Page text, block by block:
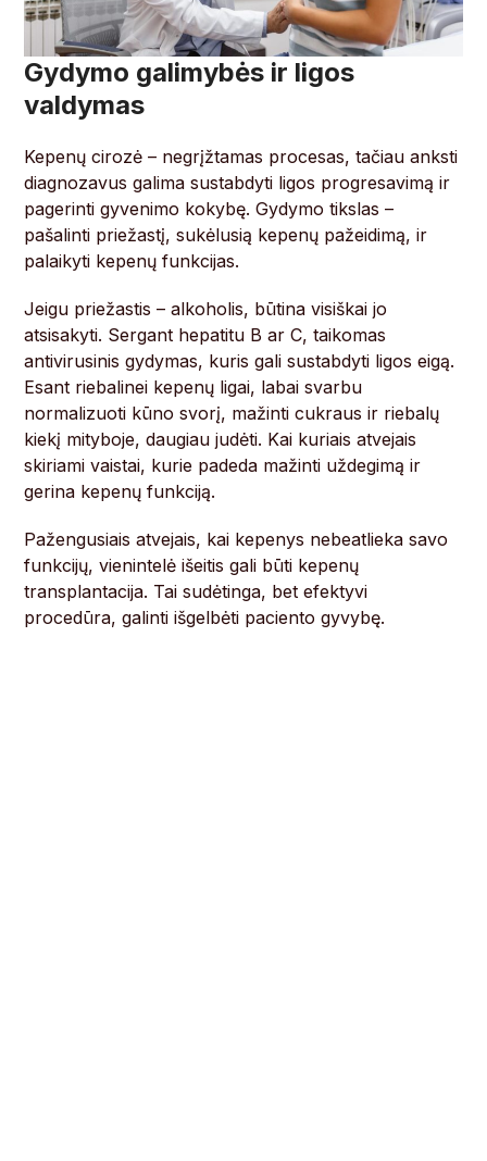
Gydymo galimybės ir ligos
valdymas
Kepenų cirozė – negrįžtamas procesas, tačiau anksti
diagnozavus galima sustabdyti ligos progresavimą ir
pagerinti gyvenimo kokybę. Gydymo tikslas –
pašalinti priežastį, sukėlusią kepenų pažeidimą, ir
palaikyti kepenų funkcijas.
Jeigu priežastis – alkoholis, būtina visiškai jo
atsisakyti. Sergant hepatitu B ar C, taikomas
antivirusinis gydymas, kuris gali sustabdyti ligos eigą.
Esant riebalinei kepenų ligai, labai svarbu
normalizuoti kūno svorį, mažinti cukraus ir riebalų
kiekį mityboje, daugiau judėti. Kai kuriais atvejais
skiriami vaistai, kurie padeda mažinti uždegimą ir
gerina kepenų funkciją.
Pažengusiais atvejais, kai kepenys nebeatlieka savo
funkcijų, vienintelė išeitis gali būti kepenų
transplantacija. Tai sudėtinga, bet efektyvi
procedūra, galinti išgelbėti paciento gyvybę.